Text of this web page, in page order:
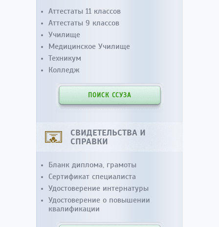
Аттестаты 11 классов
Аттестаты 9 классов
Училище
Медицинское Училище
Техникум
Колледж
ПОИСК ССУЗА
СВИДЕТЕЛЬСТВА И
СПРАВКИ
Бланк диплома, грамоты
Сертификат специалиста
Удостоверение интернатуры
Удостоверение о повышении
квалификации